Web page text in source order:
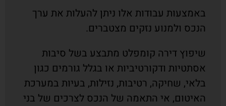
באמצעות עבודות אלו ניתן להעלות את ערך
הנכס ולמנוע נזקים מצטברים.
שיפוץ דירה קומפלט מתבצע בשל סיבות
אסתטיות ודקורטיביות או בגלל גורמים כגון
בלאי, שחיקה, רטיבות, נזילות, בעיות במערכת
האיטום, אי התאמה של הנכס לצרכים של בני